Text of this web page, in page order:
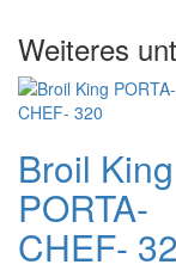
Weiteres
Broil King
PORTA-
CHEF-